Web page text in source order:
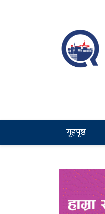
गृहपृष्ठ